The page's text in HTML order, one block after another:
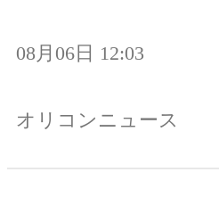
08月06日 12:03
オリコンニュース